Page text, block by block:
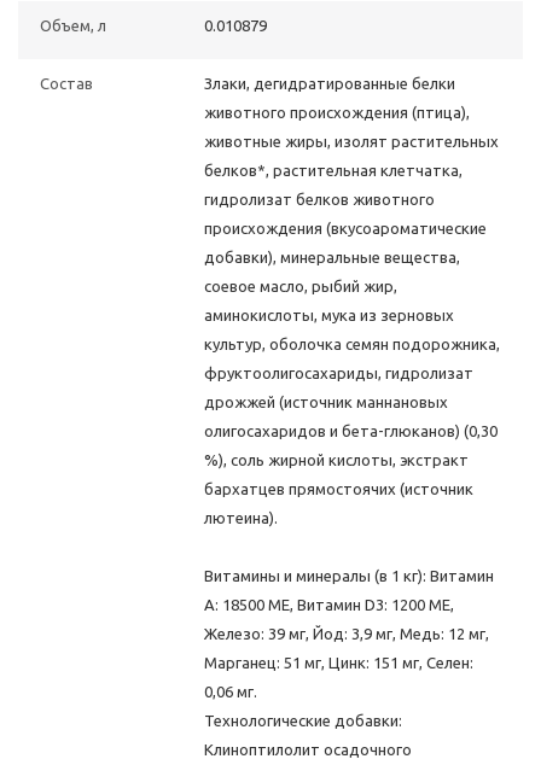
Объем, л 0.010879
Состав
Злаки, дегидратированные белки
животного происхождения (птица),
животные жиры, изолят растительных
белков*, растительная клетчатка,
гидролизат белков животного
происхождения (вкусоароматические
добавки), минеральные вещества,
соевое масло, рыбий жир,
аминокислоты, мука из зерновых
культур, оболочкa семян подорожника,
фруктоолигосахариды, гидролизат
дрожжей (источник мaннановых
олигосахаридов и бета-глюканов) (0,30
%), соль жирной кислоты, экстракт
бархатцев прямостоячих (источник
лютеина).
Витамины и минералы (в 1 кг): Витамин
A: 18500 ME, Витамин D3: 1200 ME,
Железо: 39 мг, Йод: 3,9 мг, Медь: 12 мг,
Марганец: 51 мг, Цинк: 151 мг, Ceлeн:
0,06 мг.
Технологические добавки:
Клиноптилолит осадочного